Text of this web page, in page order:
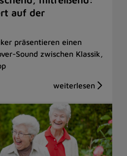
auf der
präsentieren einen
Sound zwischen Klassik,